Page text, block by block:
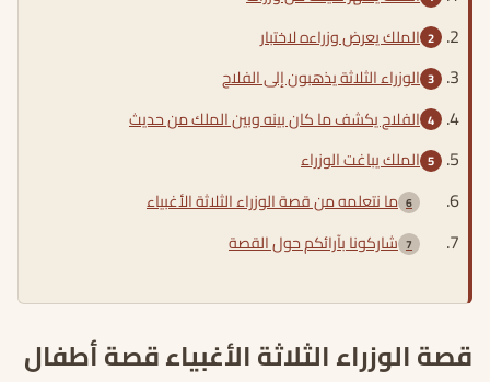
الملك يعرض وزراءه لاختبار
الوزراء الثلاثة يذهبون إلى الفلاح
الفلاح يكشف ما كان بينه وبين الملك من حديث
الملك يباغت الوزراء
ما نتعلمه من قصة الوزراء الثلاثة الأغبياء
شاركونا بآرائكم حول القصة
قصة الوزراء الثلاثة الأغبياء قصة أطفال